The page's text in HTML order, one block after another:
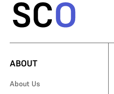
ABOUT
About Us